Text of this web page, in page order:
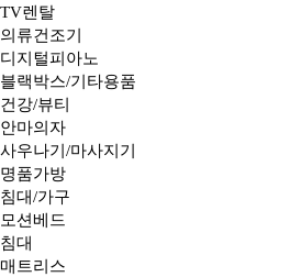
TV렌탈
의류건조기
디지털피아노
블랙박스/기타용품
건강/뷰티
안마의자
사우나기/마사지기
명품가방
침대/가구
모션베드
침대
매트리스